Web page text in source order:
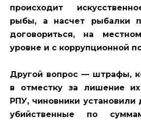
происходит
рыбы, а насчет рыбалки
договориться, на
уровне и с коррупционной
Другой вопрос — штрафы,
в отместку за лишение
РПУ, чиновники
убийственные по